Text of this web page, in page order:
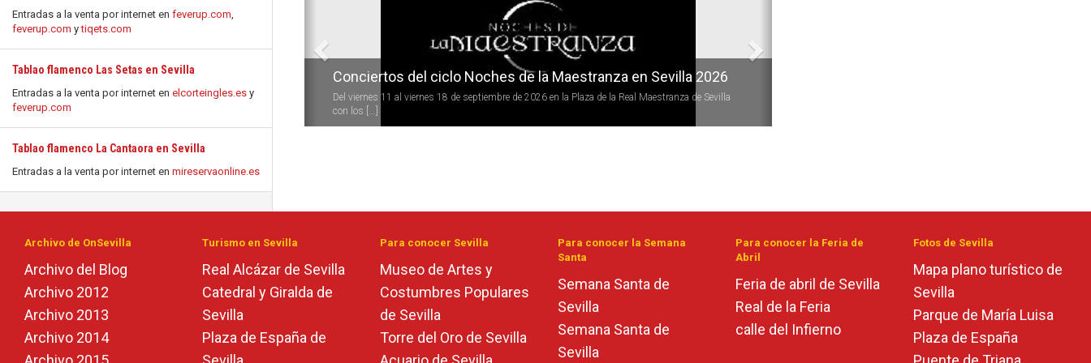
Entradas a la venta por internet en feverup.com,
feverup.com ytiqets.com
Tablao flamenco Las Setas en Sevilla
Entradas a la venta por internet en elcorteingles.es y
feverup.com
Tablao flamenco La Cantaora en Sevilla
Entradas a la venta por internet en mireservaonline.es
Conciertos del ciclo Noches de la Maestranza en Sevilla 2026
Del viernes 11 al viernes 18 de septiembre de 2026 en la Plaza de la Real Maestranza de Sevilla
con los [...]
Archivo de OnSevilla
Archivo del Blog
Archivo 2012
Archivo 2013
Archivo 2014
Turismo en Sevilla
Real Alcázar de Sevilla
Catedral y Giralda de
Sevilla
Plaza de España de
Para conocer Sevilla
Museo de Artes y
Costumbres Populares
de Sevilla
Torre del Oro de Sevilla
Para conocer la Semana
Santa
Semana Santa de
Sevilla
Semana Santa de
Sevilla
Para conocer la Feria de
Abril
Feria de abril de Sevilla
Real de la Feria
calle del Infierno
Fotos de Sevilla
Mapa plano turístico de
Sevilla
Parque de María Luisa
Plaza de España